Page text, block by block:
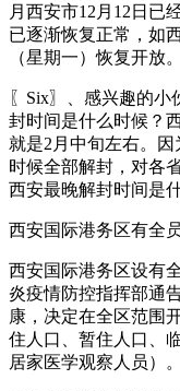
月西安市12月12日已
已逐渐恢复正常，如
（星期一）恢复开放
〖Six〗、感兴趣的
封时间是什么时候？
就是2月中旬左右。
时候全部解封，对各
西安最晚解封时间是
西安国际港务区有全
西安国际港务区设有
炎疫情防控指挥部通
康，决定在全区范围
住人口、暂住人口、
居家医学观察人员）。